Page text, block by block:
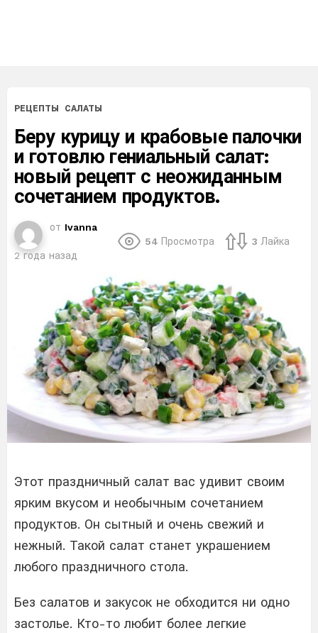
РЕЦЕПТЫ САЛАТЫ
Беру курицу и крабовые палочки
и готовлю гениальный салат:
новый рецепт с неожиданным
сочетанием продуктов.
от Ivanna
2 года назад
54 Просмотра 3 Лайка
Этот праздничный салат вас удивит своим
ярким вкусом и необычным сочетанием
продуктов. Он сытный и очень свежий и
нежный. Такой салат станет украшением
любого праздничного стола.
Без салатов и закусок не обходится ни одно
застолье. Кто-то любит более легкие